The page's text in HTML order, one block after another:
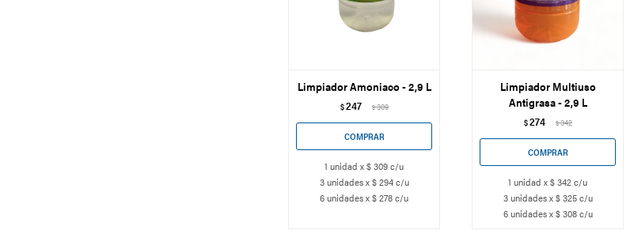
Limpiador Amoniaco - 2,9 L
$247 $309
1 unidad x $ 309 c/u
3 unidades x $ 294 c/u
6 unidades x $ 278 c/u
Limpiador Multiuso
Antigrasa - 2,9 L
$274 $342
1 unidad x $ 342 c/u
3 unidades x $ 325 c/u
6 unidades x $ 308 c/u